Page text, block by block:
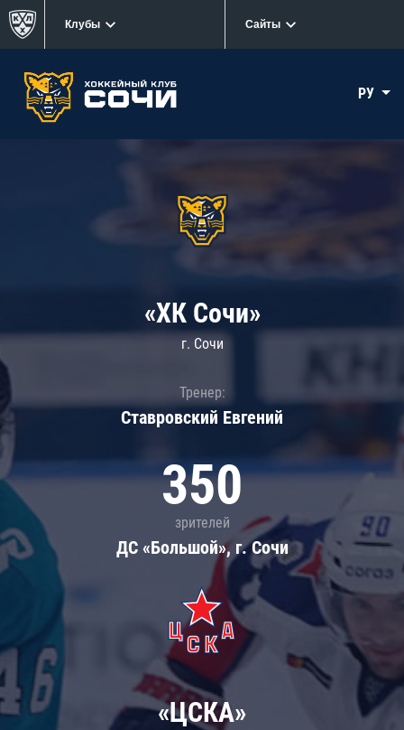
Клубы Сайты
РУ
«ХК Сочи»
г. Сочи
Тренер:
Ставровский Евгений
350
зрителей
ДС «Большой», г. Сочи
«ЦСКА»